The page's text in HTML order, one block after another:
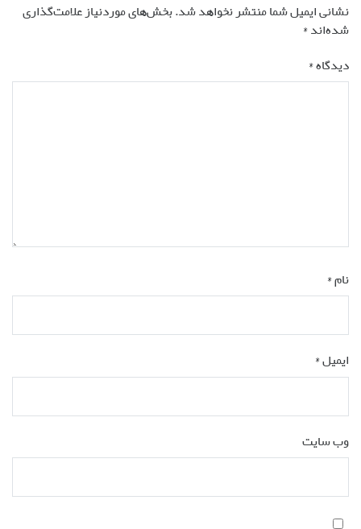
نشانی ایمیل شما منتشر نخواهد شد.بخش‌های موردنیاز علامت‌گذاری
شده‌اند*
دیدگاه*
نام*
ایمیل*
وب‌ سایت